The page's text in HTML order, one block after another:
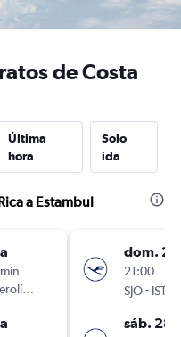
de Costa
Última
hora
Solo
ida
a Estambul
dom.
21:00
SJO- IST
sáb. 28/